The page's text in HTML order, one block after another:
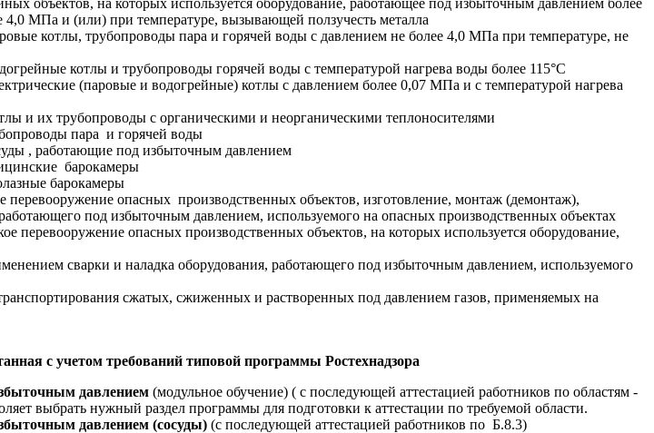
объектов, на которых используется оборудование, работающее под избыточным давлением более
МПа и (или) при температуре, вызывающей ползучесть металла
котлы, трубопроводы пара и горячей воды с давлением не более 4,0 МПа при температуре, не
котлы и трубопроводы горячей воды с температурой нагрева воды более 115°С
(паровые и водогрейные) котлы с давлением более 0,07 МПа и с температурой нагрева
и их трубопроводы с органическими и неорганическими теплоносителями
пара и горячей воды
, работающие под избыточным давлением
барокамеры
барокамеры
перевооружение опасных производственных объектов, изготовление, монтаж (демонтаж),
под избыточным давлением, используемого на опасных производственных объектах
перевооружение опасных производственных объектов, на которых используется оборудование,
сварки и наладка оборудования, работающего под избыточным давлением, используемого
сжатых, сжиженных и растворенных под давлением газов, применяемых на
с учетом требований типовой программы Ростехнадзора
давлением (модульное обучение) ( с последующей аттестацией работников по областям -
выбрать нужный раздел программы для подготовки к аттестации по требуемой области.
давлением (сосуды) (с последующей аттестацией работников по Б.8.3)